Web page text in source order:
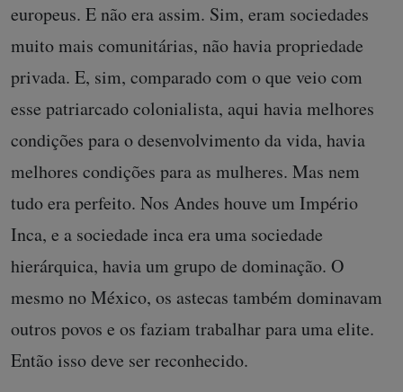
europeus. E não era assim. Sim, eram sociedades
muito mais comunitárias, não havia propriedade
privada. E, sim, comparado com o que veio com
esse patriarcado colonialista, aqui havia melhores
condições para o desenvolvimento da vida, havia
melhores condições para as mulheres. Mas nem
tudo era perfeito. Nos Andes houve um Império
Inca, e a sociedade inca era uma sociedade
hierárquica, havia um grupo de dominação. O
mesmo no México, os astecas também dominavam
outros povos e os faziam trabalhar para uma elite.
Então isso deve ser reconhecido.